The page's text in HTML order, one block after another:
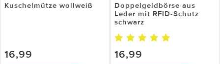
Kuschelmütze wollweiß
16,99
Doppelgeldbörse aus
Leder mit RFID-Schutz
schwarz
16,99